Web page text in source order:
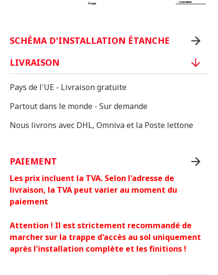
SCHÉMA D'INSTALLATION ÉTANCHE
LIVRAISON
Pays de l'UE - Livraison gratuite
Partout dans le monde - Sur demande
Nous livrons avec DHL, Omniva et la Poste lettone
PAIEMENT
Les prix incluent la TVA. Selon l'adresse de
livraison, la TVA peut varier au moment du
paiement
Attention ! Il est strictement recommandé de
marcher sur la trappe d'accès au sol uniquement
après l'installation complète et les finitions !